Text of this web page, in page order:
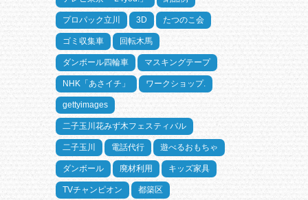
プロパック立川 3D たつのこ会
ゴミ収集車 回転木馬
ダンボール四輪車 マスキングテープ
NHK「あさイチ」 ワークショップ.
gettyimages
二子玉川花みず木フェスティバル
二子玉川 電話代行 遊べるおもちゃ
ダンボール 廃材利用 キッズ家具
TVチャンピオン 都築区